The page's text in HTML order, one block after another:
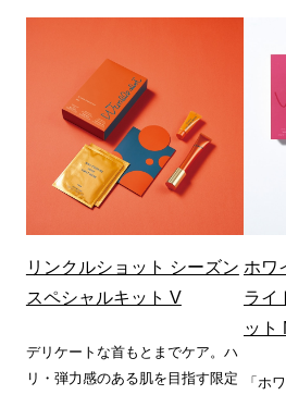
リンクルショット シーズン
スペシャルキット V
デリケートな首もとまでケア。ハ
リ・弾力感のある肌を目指す限定
ホワ
ライ
ット
「ホ